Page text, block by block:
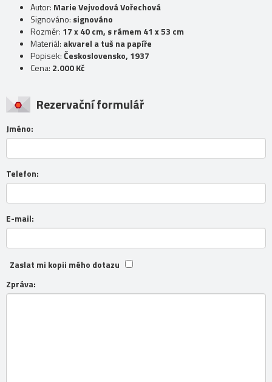
Autor: Marie Vejvodová Vořechová
Signováno: signováno
Rozměr: 17 x 40 cm, s rámem 41 x 53 cm
Materiál: akvarel a tuš na papíře
Popisek:Československo, 1937
Cena: 2.000 Kč
Rezervační formulář
Jméno:
Telefon:
E-mail:
Zaslat mi kopii mého dotazu
Zpráva: